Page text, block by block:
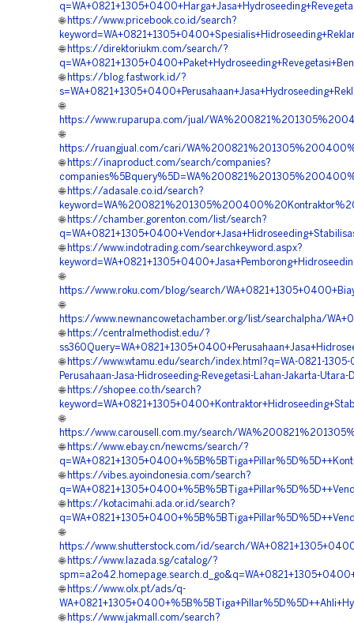
🌐 https://www.pricebook.co.id/search?
🌐 https://direktoriukm.com/search/?
🌐 https://blog.fastwork.id/?
🌐
https://www.ruparupa.com/jual/
🌐
https://ruangjual.com/cari/
🌐 https://inaproduct.com/search/companies?
🌐 https://adasale.co.id/search?
🌐 https://chamber.gorenton.com/list/search?
🌐 https://www.indotrading.com/searchkeyword.aspx?
🌐
https://www.roku.com/blog/search/
🌐
https://www.newnancowetachamber.org/list/searchalpha/
🌐 https://centralmethodist.edu/?
🌐 https://www.wtamu.edu/search/index.html?q=WA-0821-
Perusahaan-Jasa-Hidroseeding-Revegetasi-Lahan-Jakarta-Utara-
🌐 https://shopee.co.th/search?
🌐
https://www.carousell.com.my/search/
🌐 https://www.ebay.cn/newcms/search/?
🌐 https://vibes.ayoindonesia.com/search?
🌐 https://kotacimahi.ada.or.id/search?
🌐
https://www.shutterstock.com/id/search/
🌐 https://www.lazada.sg/catalog/?
🌐 https://www.olx.pt/ads/q-
🌐 https://www.jakmall.com/search?